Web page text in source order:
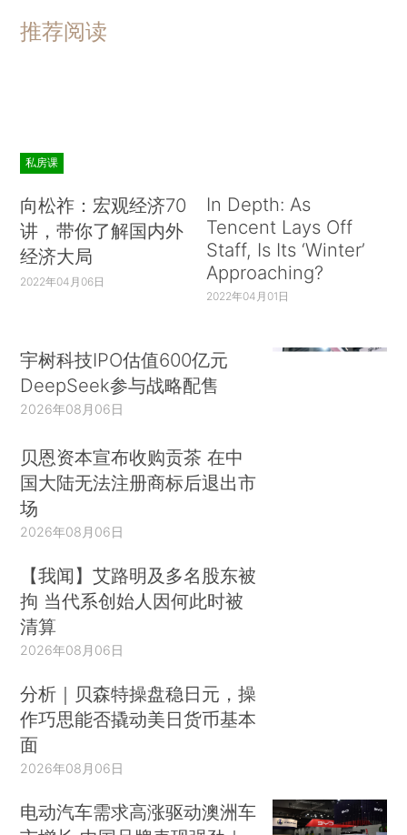
引起全球流感。
全球气候变暖导致植物和动物地理分布格局发生改变，热带和温
播媒介的迁移而扩散。气候变化使一些原本已被消灭的病原体复
苏以及新的病原体逐渐出现。登革热原本已在加勒比地区、巴
西、秘鲁等地灭绝，但随着气候变暖在这些地区又卷土重来。而
新型病原体的出现，对人类社会来说是致命性的危害，因为在一
候变暖利于昆虫孳生繁衍，使昆虫提早出蛰，利于病原体在媒介
昆虫体内繁殖和发育，同时气候变化对野生动物的活动区域也有
一定影响，增加了病毒携带体感染人类的可能性。更加突出的
或终宿主，形成新的传染病感染人类。例如禽流感和非典型性肺
炎原先都只感染禽类和一些兽类，但这些疾病的病原体都已经在
人类身上发现并危害感染者健康。
（三）气候变化使动物和人类免疫系统更脆弱，更
易感染病毒
一些对动物和人类志愿者的实验证实，大气中的中波紫外线UVB
而到达地面的UVB主要是由臭氧层中的臭氧吸收。相关研究表
明，大气中臭氧含量每减少1%，大约会引起具有生物学效应的
UVB到达地表增加1.5%-2.0% 。甲烷、氟化物等温室气体可与臭
人类和动物对某些感染性疾病的抵抗力、免疫力下降，发病率增
推荐阅读
私房课
向松祚：宏观经济70
讲，带你了解国内外
经济大局
2022年04月06日
In Depth: As
Tencent Lays Off
Staff, Is Its ‘Winter’
Approaching?
2022年04月01日
宇树科技IPO估值600亿元
DeepSeek参与战略配售
2026年08月06日
贝恩资本宣布收购贡茶 在中
国大陆无法注册商标后退出市
场
2026年08月06日
【我闻】艾路明及多名股东被
拘 当代系创始人因何此时被
清算
2026年08月06日
分析｜贝森特操盘稳日元，操
作巧思能否撬动美日货币基本
面
2026年08月06日
电动汽车需求高涨驱动澳洲车